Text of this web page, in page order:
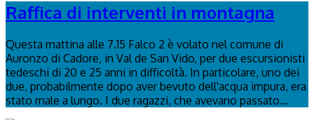
Raffica di interventi in montagna
Questa mattina alle 7.15 Falco 2 è volato nel comune di
Auronzo di Cadore, in Val de San Vido, per due escursionisti
tedeschi di 20 e 25 anni in difficoltà. In particolare, uno dei
due, probabilmente dopo aver bevuto dell'acqua impura, era
stato male a lungo. I due ragazzi, che avevano passato...